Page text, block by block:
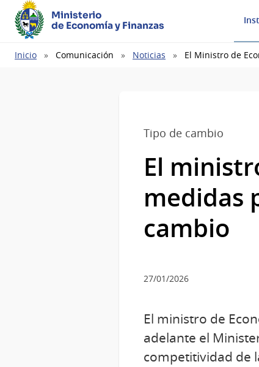
Ministerio
de Economía y Finanzas
Ruta
Inicio Comunicación Noticias El Ministro de
Tipo de cambio
El
medidas
cambio
27/01/2026
El ministro de
adelante el
competitividad de